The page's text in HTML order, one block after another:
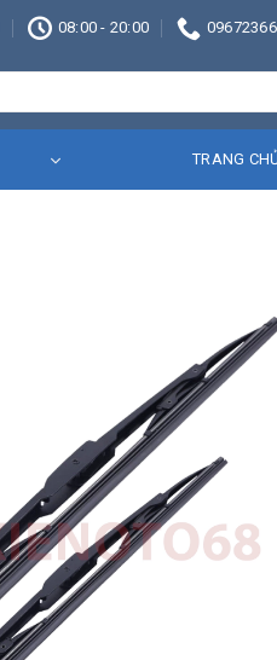
08:00 - 20:00
TRANG